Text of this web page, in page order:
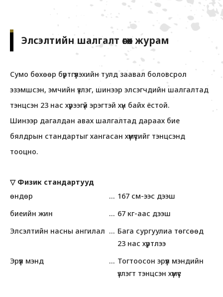
Элсэлтийн шалгалт өгөх журам
Сумо бөхөөр бүртгүүлэхийн тулд заавал боловсрол
эзэмшсэн, эмчийн үзлэг, шинээр элсэгчдийн шалгалтад
тэнцсэн 23 нас хүрээгүй эрэгтэй хүн байх ёстой.
Шинээр дагалдан авах шалгалтад дараах бие
бялдрын стандартыг хангасан хүмүүсийг тэнцсэнд
тооцно.
▽ Физик стандартууд
өндөр
167 см-ээс дээш
биеийн жин
67 кг-аас дээш
Элсэлтийн насны ангилал
Бага сургуулиа төгсөөд
23 нас хүртлээ
Эрүүл мэнд
Тогтоосон эрүүл мэндийн
үзлэгт тэнцсэн хүмүүс